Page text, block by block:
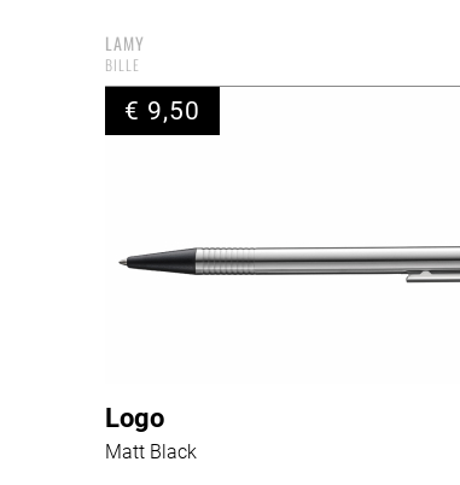
LAMY
BILLE
€ 9,50
Logo
Matt Black